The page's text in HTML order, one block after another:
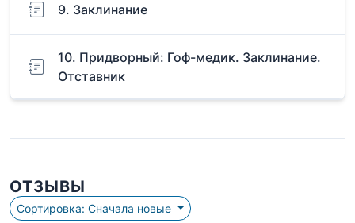
9. Заклинание
10. Придворный: Гоф-медик. Заклинание.
Отставник
ОТЗЫВЫ
Сортировка: Сначала новые